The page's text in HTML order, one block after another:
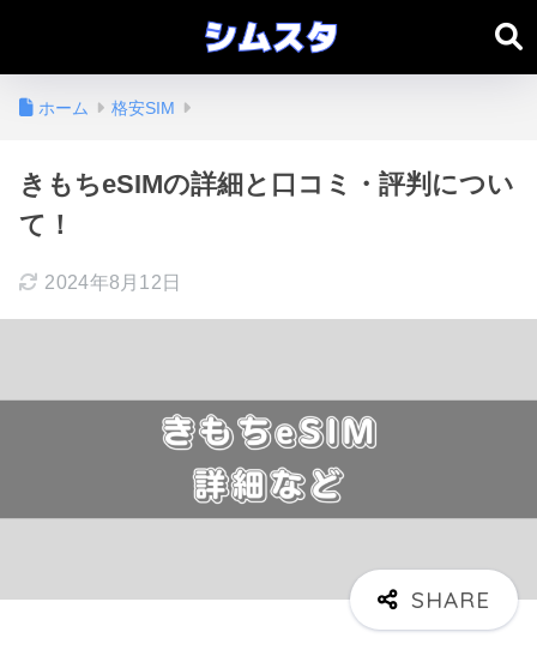
ホーム 格安SIM
きもちeSIMの詳細と口コミ・評判につい
て！
2024年8月12日